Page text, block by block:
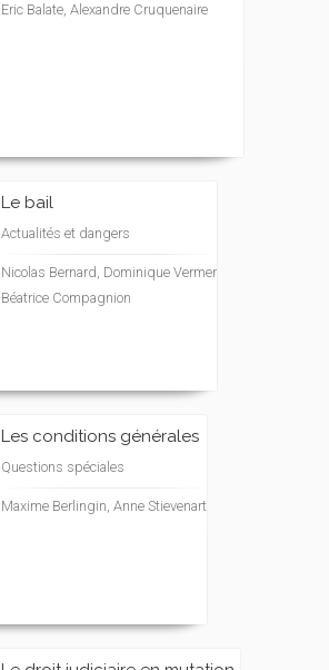
Eric Balate, Alexandre Cruquenaire
Le bail
Actualités et dangers
Nicolas Bernard, Dominique Vermer
Béatrice Compagnion
Les conditions générales
Questions spéciales
Maxime Berlingin, Anne Stievenart